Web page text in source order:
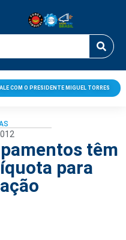
COM O PRESIDENTE MIGUEL TORRES
têm
para